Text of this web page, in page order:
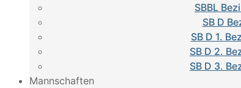
SBBL
SB D
SB D 1.
SB D 2.
SB D 3.
Mannschaften